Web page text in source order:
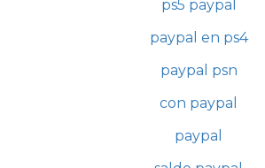
ps5 paypal
paypal en ps4
paypal psn
con paypal
paypal